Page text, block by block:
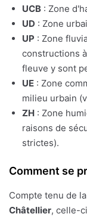
UCB : Zone
UD : Zone
UP : Zone
constructions
fleuve y sont
UE : Zone
milieu urbain
ZH : Zone
raisons de
strictes).
Comment se
Compte tenu de
Châtellier, celle-